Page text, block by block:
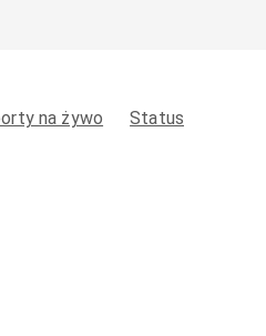
na żywo Status